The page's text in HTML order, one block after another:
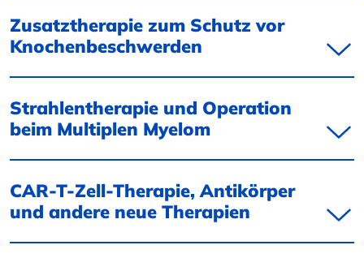
Zusatztherapie zum Schutz vor
Knochenbeschwerden
Strahlentherapie und Operation
beim Multiplen Myelom
CAR-T-Zell-Therapie, Antikörper
und andere neue Therapien